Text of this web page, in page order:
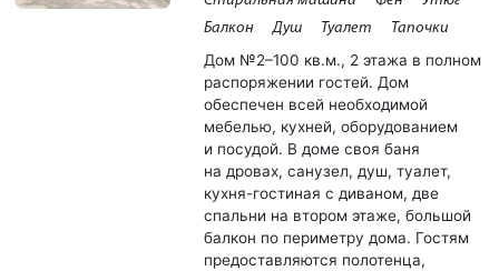
Балкон
Душ Туалет Тапочки
Дом №2–100 кв.м., 2 этажа в полном
распоряжении гостей. Дом
обеспечен всей необходимой
мебелью, кухней, оборудованием
и посудой. В доме своя баня
на дровах, санузел, душ, туалет,
кухня-гостиная с диваном, две
спальни на втором этаже, большой
балкон по периметру дома. Гостям
предоставляются полотенца,